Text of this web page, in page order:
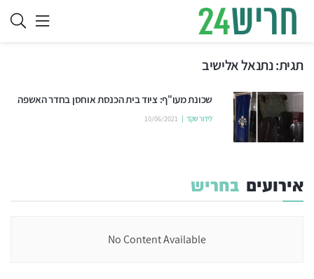
תגית:נתנאל אלישיב
שכונת מעו"ף: ציוד בית הכנסת אוחסן בחדר האשפה
לידור שקד 10/06/2021
אירועים בחריש
No Content Available